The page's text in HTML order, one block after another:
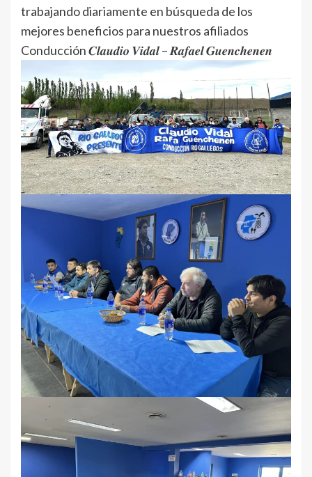
trabajando diariamente en búsqueda de los
mejores beneficios para nuestros afiliados
Conducción 𝑪𝒍𝒂𝒖𝒅𝒊𝒐 𝑽𝒊𝒅𝒂𝒍 – 𝑹𝒂𝒇𝒂𝒆𝒍 𝑮𝒖𝒆𝒏𝒄𝒉𝒆𝒏𝒆𝒏